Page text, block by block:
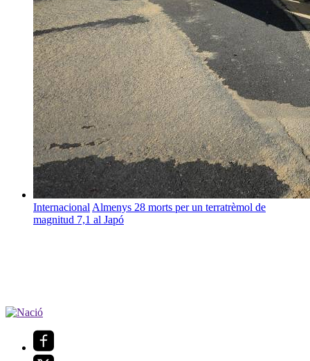
Internacional Almenys 28 morts per un terratrèmol de
magnitud 7,1 al Japó